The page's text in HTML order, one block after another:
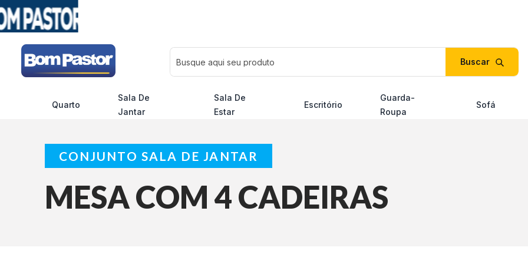
Busque aqui seu produto
Quarto
Sala De
Jantar
Sala De
Estar
Escritório
Guarda-
Roupa
Sofá
CONJUNTO SALA DE JANTAR
MESA COM 4 CADEIRAS